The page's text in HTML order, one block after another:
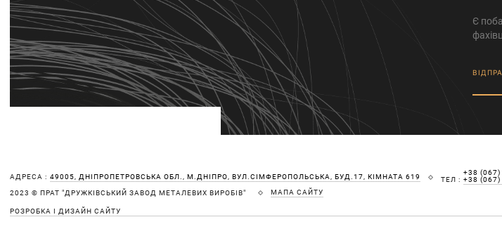
Є
АДРЕСА : 49005, ДНІПРОПЕТРОВСЬКА ОБЛ., М.ДНІПРО, ВУЛ.СІМФЕРОПОЛЬСЬКА, БУД.17, КІМНАТА 619 ТЕЛ :
+38 (067)
+38 (067)
2023 © ПРАТ "ДРУЖКІВСЬКИЙ ЗАВОД МЕТАЛЕВИХ ВИРОБІВ"
МАПА САЙТУ
РОЗРОБКА І ДИЗАЙН САЙТУ